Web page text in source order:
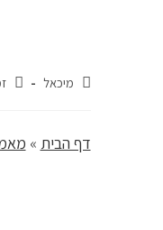
מיכאל
דף הבית »